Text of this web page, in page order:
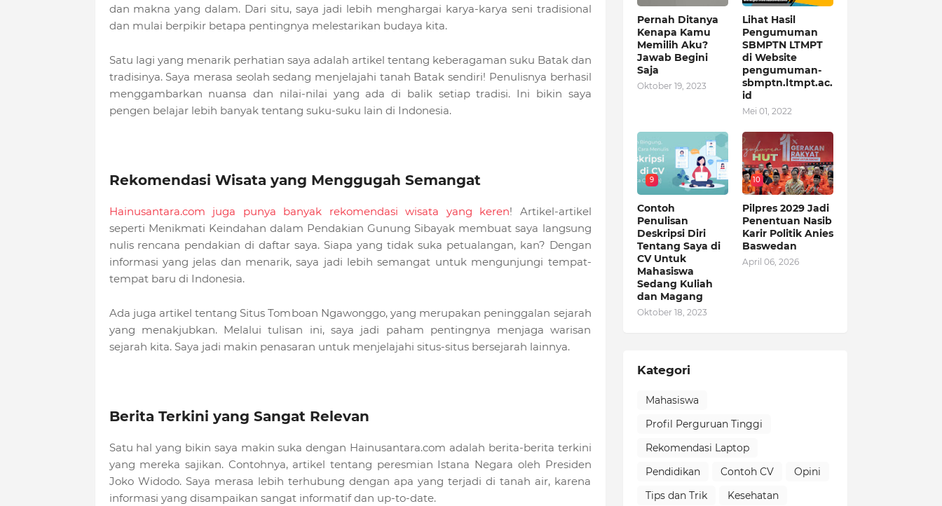
dan makna yang dalam. Dari situ, saya jadi lebih menghargai karya-karya seni tradisional
dan mulai berpikir betapa pentingnya melestarikan budaya kita.
Satu lagi yang menarik perhatian saya adalah artikel tentang keberagaman suku Batak dan
tradisinya. Saya merasa seolah sedang menjelajahi tanah Batak sendiri! Penulisnya berhasil
menggambarkan nuansa dan nilai-nilai yang ada di balik setiap tradisi. Ini bikin saya
pengen belajar lebih banyak tentang suku-suku lain di Indonesia.
Rekomendasi Wisata yang Menggugah Semangat
Hainusantara.com juga punya banyak rekomendasi wisata yang keren! Artikel-artikel
seperti Menikmati Keindahan dalam Pendakian Gunung Sibayak membuat saya langsung
nulis rencana pendakian di daftar saya. Siapa yang tidak suka petualangan, kan? Dengan
informasi yang jelas dan menarik, saya jadi lebih semangat untuk mengunjungi tempat-
tempat baru di Indonesia.
Ada juga artikel tentang Situs Tomboan Ngawonggo, yang merupakan peninggalan sejarah
yang menakjubkan. Melalui tulisan ini, saya jadi paham pentingnya menjaga warisan
sejarah kita. Saya jadi makin penasaran untuk menjelajahi situs-situs bersejarah lainnya.
Berita Terkini yang Sangat Relevan
Satu hal yang bikin saya makin suka dengan Hainusantara.com adalah berita-berita terkini
yang mereka sajikan. Contohnya, artikel tentang peresmian Istana Negara oleh Presiden
Joko Widodo. Saya merasa lebih terhubung dengan apa yang terjadi di tanah air, karena
informasi yang disampaikan sangat informatif dan up-to-date.
Pernah Ditanya
Kenapa Kamu
Memilih Aku?
Jawab Begini
Saja
Oktober 19, 2023
Lihat Hasil
Pengumuman
SBMPTN LTMPT
di Website
pengumuman-
sbmptn.ltmpt.ac.
id
Mei 01, 2022
9
Contoh
Penulisan
Deskripsi Diri
Tentang Saya di
CV Untuk
Mahasiswa
Sedang Kuliah
dan Magang
Oktober 18, 2023
10
Pilpres 2029 Jadi
Penentuan Nasib
Karir Politik Anies
Baswedan
April 06, 2026
Kategori
Mahasiswa
Profil Perguruan Tinggi
Rekomendasi Laptop
Pendidikan
Contoh CV
Opini
Tips dan Trik
Kesehatan